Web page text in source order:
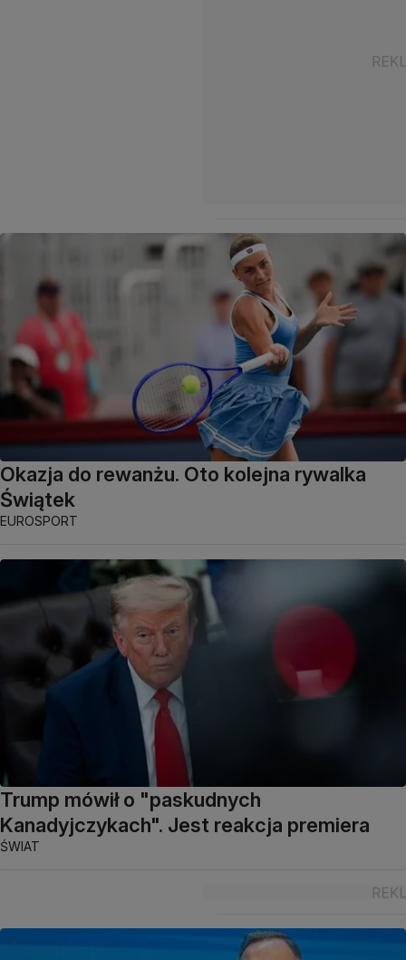
Okazja do rewanżu. Oto kolejna rywalka
Świątek
EUROSPORT
Trump mówił o "paskudnych
Kanadyjczykach". Jest reakcja premiera
ŚWIAT